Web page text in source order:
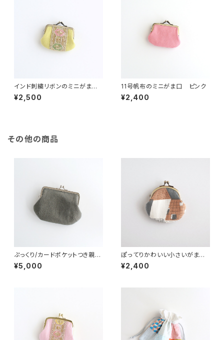
インド刺繍リボンのミニがま
口 イエロー
¥2,500
11号帆布のミニがま口 ピンク
¥2,400
その他の商品
ぷっくり/カードポケットつき親子
がま口（お財布）グレイッシュグ
リーン
¥5,000
ぽってりかわいい小さいがま口
ポーチ（ミニ財布）手書き風 幾
何学
¥2,400